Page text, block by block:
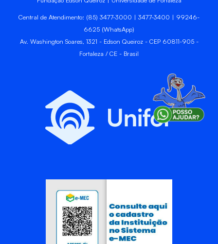
Central de Atendimento: (85) 3477-3000 | 3477-3400 | 99246-
6625 (WhatsApp)
Av. Washington Soares, 1321 - Edson Queiroz - CEP 60811-905 -
Fortaleza / CE - Brasil